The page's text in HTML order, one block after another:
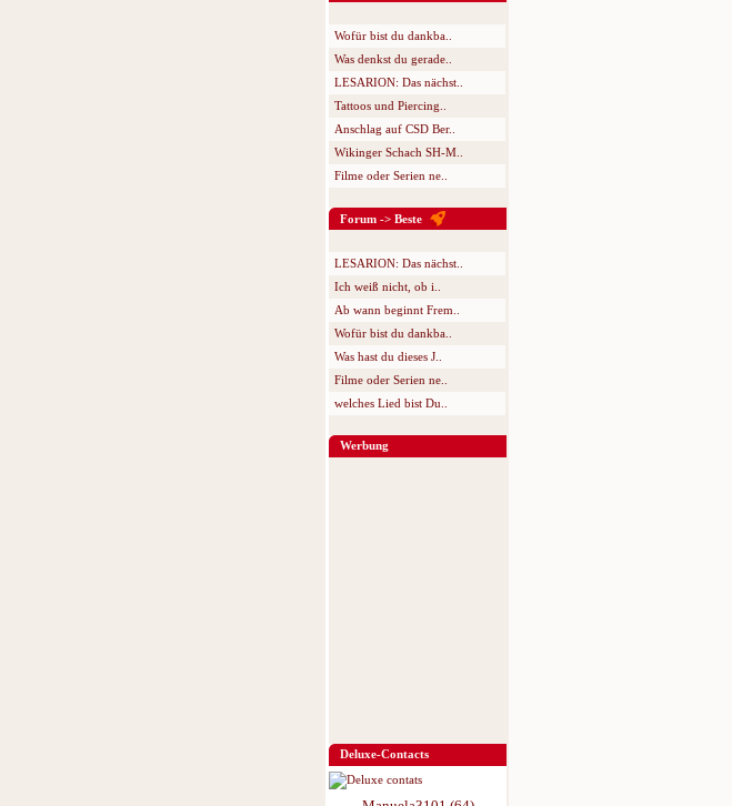
Wofür bist du dankba..
Was denkst du gerade..
LESARION: Das nächst..
Tattoos und Piercing..
Anschlag auf CSD Ber..
Wikinger Schach SH-M..
Filme oder Serien ne..
Forum -> Beste
LESARION: Das nächst..
Ich weiß nicht, ob i..
Ab wann beginnt Frem..
Wofür bist du dankba..
Was hast du dieses J..
Filme oder Serien ne..
welches Lied bist Du..
Werbung
Deluxe-Contacts